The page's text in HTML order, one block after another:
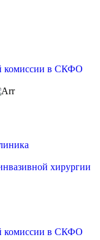
комиссии в СКФО
хирургии
комиссии в СКФО